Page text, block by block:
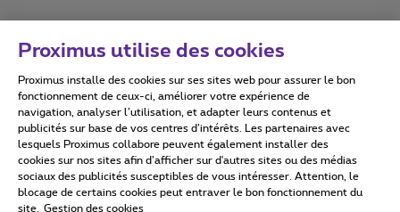
Conditions d'utilisation Accessibility statement
Tous droits réservés. © 2026
Proximus utilise des cookies
Proximus installe des cookies sur ses sites web pour assurer le bon
fonctionnement de ceux-ci, améliorer votre expérience de
navigation, analyser l’utilisation, et adapter leurs contenus et
publicités sur base de vos centres d’intérêts. Les partenaires avec
lesquels Proximus collabore peuvent également installer des
cookies sur nos sites afin d’afficher sur d'autres sites ou des médias
sociaux des publicités susceptibles de vous intéresser. Attention, le
blocage de certains cookies peut entraver le bon fonctionnement du
site.
Gestion des cookies